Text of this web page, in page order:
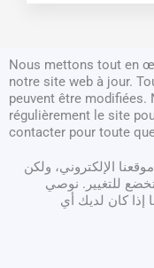
Nous mettons tout en
notre site web à jour.
peuvent être
régulièrement le site
contacter pour toute
الإلكتروني، ولكن
للتغيير. نوصي
إذا كان لديك أي